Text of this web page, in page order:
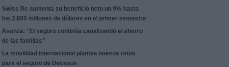
Swiss Re aumenta su beneficio neto un 9% hasta
los 2.800 millones de dólares en el primer semestre
Avanza: "El seguro continúa canalizando el ahorro
de las familias"
La movilidad internacional plantea nuevos retos
para el seguro de Decesos